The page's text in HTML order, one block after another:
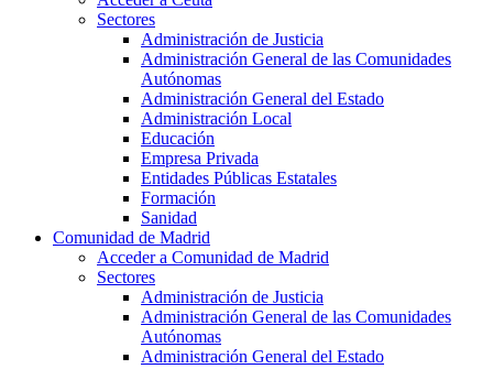
Sectores
Administración de Justicia
Administración General de las Comunidades
Autónomas
Administración General del Estado
Administración Local
Educación
Empresa Privada
Entidades Públicas Estatales
Formación
Sanidad
Comunidad de Madrid
Acceder a Comunidad de Madrid
Sectores
Administración de Justicia
Administración General de las Comunidades
Autónomas
Administración General del Estado